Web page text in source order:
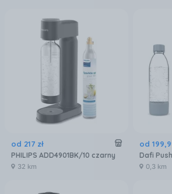
od 217 zł
PHILIPS ADD4901BK/10 czarny
32 km
od 199,
0,3 km